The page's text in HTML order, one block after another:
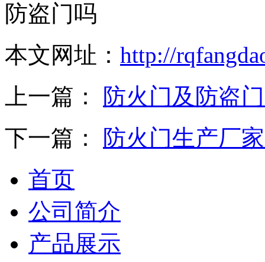
防盗门吗
本文网址： http://
上一篇：
防火门及防盗
下一篇：
防火门生产厂
首页
公司简介
产品展示